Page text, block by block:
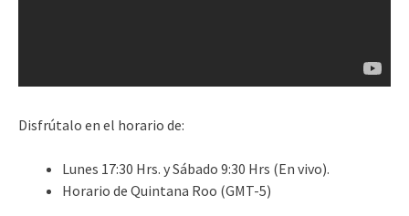
Disfrútalo en el horario de:
Lunes 17:30 Hrs. y Sábado 9:30 Hrs (En vivo).
Horario de Quintana Roo (GMT-5)